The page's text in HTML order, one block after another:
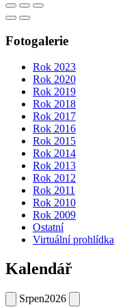
Fotogalerie
Rok 2023
Rok 2020
Rok 2019
Rok 2018
Rok 2017
Rok 2016
Rok 2015
Rok 2014
Rok 2013
Rok 2012
Rok 2011
Rok 2010
Rok 2009
Ostatní
Virtuální prohlídka
Kalendář
Srpen2026